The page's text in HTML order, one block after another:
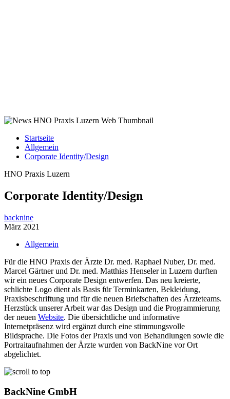
Startseite
Allgemein
Corporate Identity/Design
HNO Praxis Luzern
Corporate Identity/Design
backnine
März 2021
Allgemein
Für die HNO Praxis der Ärzte Dr. med. Raphael Nuber, Dr. med.
Marcel Gärtner und Dr. med. Matthias Henseler in Luzern durften
wir ein neues Corporate Design entwerfen. Das neu kreierte,
schlichte Logo dient als Basis für Terminkarten, Bekleidung,
Praxisbeschriftung und für die neuen Briefschaften des Ärzteteams.
Herzstück unserer Arbeit war das Design und die Programmierung
der neuen Website. Die übersichtliche und informative
Internetpräsenz wird ergänzt durch eine stimmungsvolle
Bildsprache. Die Fotos der Praxis und von Behandlungen sowie die
Portraitaufnahmen der Ärzte wurden von BackNine vor Ort
abgelichtet.
BackNine GmbH